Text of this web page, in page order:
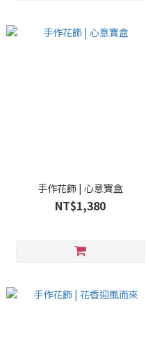
手作花飾 | 心意寶盒
NT$1,380